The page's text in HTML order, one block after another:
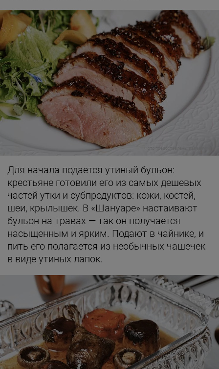
Для начала подается утиный бульон:
крестьяне готовили его из самых дешевых
частей утки и субпродуктов: кожи, костей,
шеи, крылышек. В «Шануаре» настаивают
бульон на травах — так он получается
насыщенным и ярким. Подают в чайнике, и
пить его полагается из необычных чашечек
в виде утиных лапок.